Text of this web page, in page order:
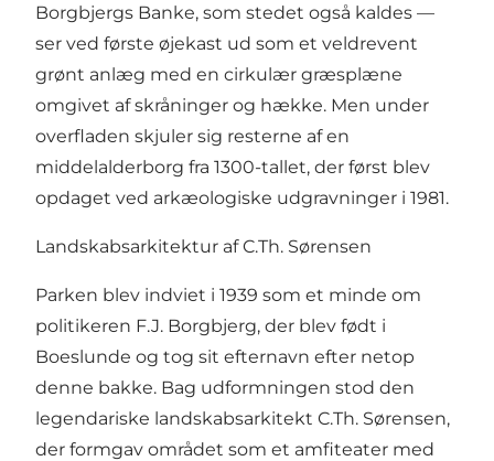
Borgbjergs Banke, som stedet også kaldes —
ser ved første øjekast ud som et veldrevent
grønt anlæg med en cirkulær græsplæne
omgivet af skråninger og hække. Men under
overfladen skjuler sig resterne af en
middelalderborg fra 1300-tallet, der først blev
opdaget ved arkæologiske udgravninger i 1981.
Landskabsarkitektur af C.Th. Sørensen
Parken blev indviet i 1939 som et minde om
politikeren F.J. Borgbjerg, der blev født i
Boeslunde og tog sit efternavn efter netop
denne bakke. Bag udformningen stod den
legendariske landskabsarkitekt C.Th. Sørensen,
der formgav området som et amfiteater med